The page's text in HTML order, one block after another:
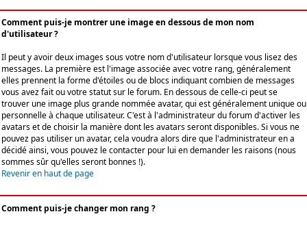
Comment puis-je montrer une image en dessous de mon nom
d'utilisateur ?
Il peut y avoir deux images sous votre nom d'utilisateur lorsque vous lisez des
messages. La première est l'image associée avec votre rang, généralement
elles prennent la forme d'étoiles ou de blocs indiquant combien de messages
vous avez fait ou votre statut sur le forum. En dessous de celle-ci peut se
trouver une image plus grande nommée avatar, qui est généralement unique ou
personnelle à chaque utilisateur. C'est à l'administrateur du forum d'activer les
avatars et de choisir la manière dont les avatars seront disponibles. Si vous ne
pouvez pas utiliser un avatar, cela voudra alors dire que l'administrateur en a
décidé ainsi, vous pouvez le contacter pour lui en demander les raisons (nous
sommes sûr qu'elles seront bonnes !).
Revenir en haut de page
Comment puis-je changer mon rang ?